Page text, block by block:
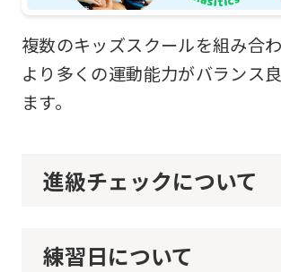
複数のキッズスクールを組み合
より多くの運動能力がバランス
ます。
進級チェックについて
練習日について
this
before